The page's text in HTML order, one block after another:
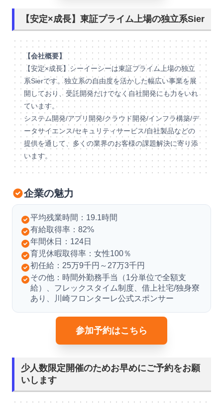
【安定×成長】東証プライム上場の独立系Sier
【会社概要】
【安定×成長】シーイーシーは東証プライム上場の独立
系Sierです。独立系の自由度を活かした幅広い事業を展
開しており、受託開発だけでなく自社開発にも力をいれ
ています。
システム開発/アプリ開発/クラウド開発/インフラ構築/デ
ータサイエンス/セキュリティサービス/自社製品などの
提供を通して、多くの業界のお客様の課題解決に寄り添
います。
企業の魅力
平均残業時間：19.1時間
有給取得率：82%
年間休日：124日
育児休暇取得率：女性100％
初任給：25万9千円～27万3千円
その他：時間外勤務手当（1分単位で全額支
給）、フレックスタイム制度、借上社宅/独身寮
あり、川崎フロンターレ公式スポンサー
参加予約はこちら
少人数限定開催のためお早めにご予約をお願
いします